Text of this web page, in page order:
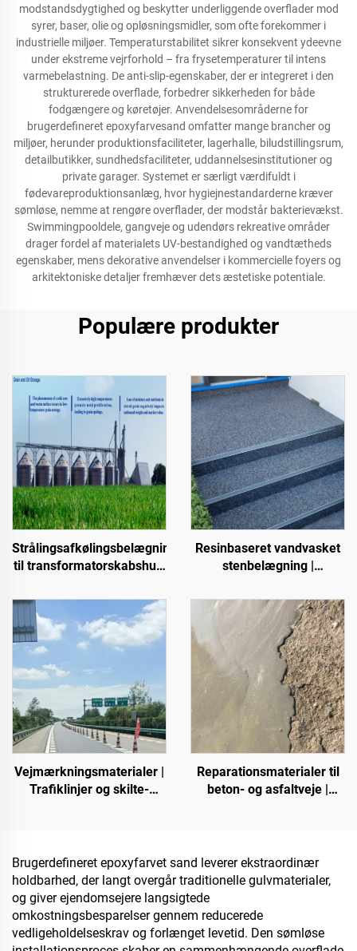
modstandsdygtighed og beskytter underliggende overflader mod
syrer, baser, olie og opløsningsmidler, som ofte forekommer i
industrielle miljøer. Temperaturstabilitet sikrer konsekvent ydeevne
under ekstreme vejrforhold – fra frysetemperaturer til intens
varmebelastning. De anti-slip-egenskaber, der er integreret i den
strukturerede overflade, forbedrer sikkerheden for både
fodgængere og køretøjer. Anvendelsesområderne for
brugerdefineret epoxyfarvesand omfatter mange brancher og
miljøer, herunder produktionsfaciliteter, lagerhalle, biludstillingsrum,
detailbutikker, sundhedsfaciliteter, uddannelsesinstitutioner og
private garager. Systemet er særligt værdifuldt i
fødevareproduktionsanlæg, hvor hygiejnestandarderne kræver
sømløse, nemme at rengøre overflader, der modstår bakterievækst.
Swimmingpooldele, gangveje og udendørs rekreative områder
drager fordel af materialets UV-bestandighed og vandtætheds
egenskaber, mens dekorative anvendelser i kommercielle foyers og
arkitektoniske detaljer fremhæver dets æstetiske potentiale.
Populære produkter
Strålingsafkølingsbelægninger
til transformatorskabshus,
fabriksbygninger,
kornlagerbeholdere,
oliebeholdere
Resinbaseret vandvasket
stenbelægning |
krystalsten, stengulv til
kommercielle og private
formål
Vejmærkningsmaterialer |
Trafiklinjer og skilte-
Reparationsmaterialer til
beton- og asfaltveje |
Brugerdefineret epoxyfarvet sand leverer ekstraordinær
holdbarhed, der langt overgår traditionelle gulvmaterialer,
og giver ejendomsejere langsigtede
omkostningsbesparelser gennem reducerede
vedligeholdelseskrav og forlænget levetid. Den sømløse